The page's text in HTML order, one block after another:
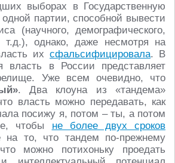
выборах в Государственную
партии, способной вывести
(научного, демографического,
т.д.), однако, даже несмотря на
их сфальсифицировала. В
власть в России представляет
Уже всем очевидно, что
. Два клоуна из «тандема»
власть можно передавать, как
посижу я, потом – ты, а потом
чтобы не более двух сроков
на то, что тандем по-прежнему
можно потихоньку проедать